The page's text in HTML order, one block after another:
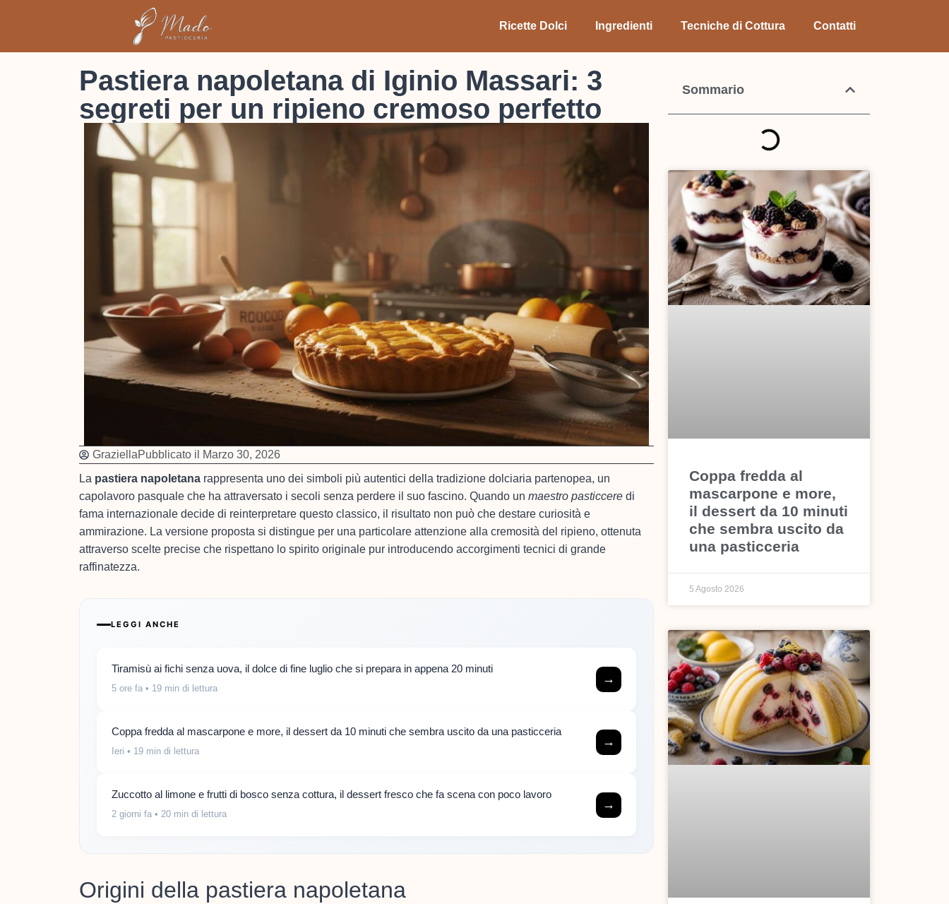
Ricette Dolci Ingredienti Tecniche di Cottura Contatti
Sommario
Coppa fredda al
mascarpone e more,
il dessert da 10 minuti
che sembra uscito da
una pasticceria
5 Agosto 2026
Pastiera napoletana di Iginio Massari: 3
segreti per un ripieno cremoso perfetto
GraziellaPubblicato il
Marzo 30, 2026
La pastiera napoletana rappresenta uno dei simboli più autentici della tradizione dolciaria partenopea, un
capolavoro pasquale che ha attraversato i secoli senza perdere il suo fascino. Quando un maestro pasticcere di
fama internazionale decide di reinterpretare questo classico, il risultato non può che destare curiosità e
ammirazione. La versione proposta si distingue per una particolare attenzione alla cremosità del ripieno, ottenuta
attraverso scelte precise che rispettano lo spirito originale pur introducendo accorgimenti tecnici di grande
raffinatezza.
LEGGI ANCHE
Tiramisù ai fichi senza uova, il dolce di fine luglio che si prepara in appena 20 minuti
5 ore fa • 19 min di lettura
→
Coppa fredda al mascarpone e more, il dessert da 10 minuti che sembra uscito da una pasticceria
Ieri • 19 min di lettura
→
Zuccotto al limone e frutti di bosco senza cottura, il dessert fresco che fa scena con poco lavoro
2 giorni fa • 20 min di lettura
→
Origini della pastiera napoletana